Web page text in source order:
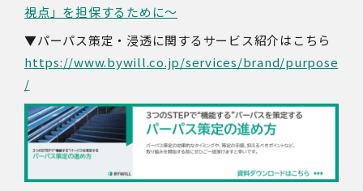
視点」を担保するために～
▼パーパス策定・浸透に関するサービス紹介はこちら
https://www.bywill.co.jp/services/brand/purpose
/